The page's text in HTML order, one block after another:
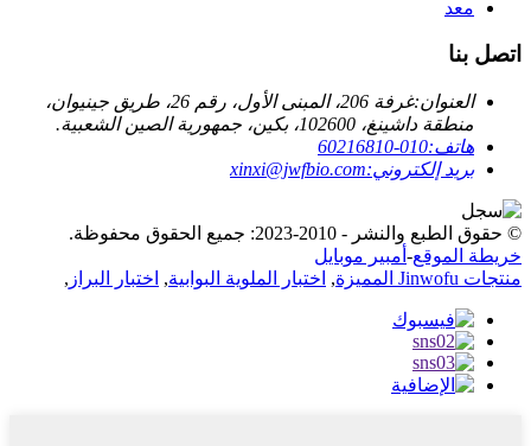
معد
اتصل بنا
العنوان:
غرفة 206، المبنى الأول، رقم 26، طريق جينيوان،
منطقة داشينغ، 102600، بكين، جمهورية الصين الشعبية.
هاتف:010-60216810
بريد إلكتروني:xinxi@jwfbio.com
© حقوق الطبع والنشر - 2010-2023: جميع الحقوق محفوظة.
خريطة الموقع- أمبير موبايل
منتجات Jinwofu المميزة
, اختبار الملوية البوابية, اختبار البراز ,